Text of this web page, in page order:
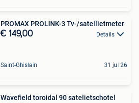
PROMAX PROLINK-3 Tv-/satellietmeter
€ 149,00 Details
Saint-Ghislain 31 jul 26
Wavefield toroidal 90 satelietschotel